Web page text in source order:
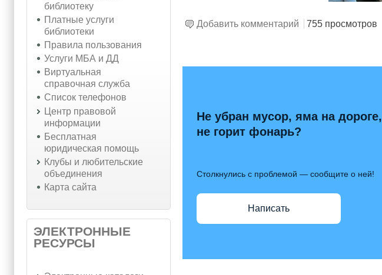
библиотеку
Платные услуги
библиотеки
Правила пользования
Услуги МБА и ДД
Виртуальная
справочная служба
Список телефонов
Центр правовой
информации
Бесплатная
юридическая помощь
Клубы и любительские
объединения
Карта сайта
ЭЛЕКТРОННЫЕ
РЕСУРСЫ
Добавить комментарий 755 просмотров
Не убран мусор, яма на дороге,
не горит фонарь?
Столкнулись с проблемой — сообщите о ней!
Написать